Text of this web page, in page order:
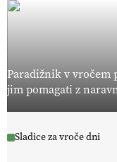
Paradižnik v vročem
jim pomagati z
Sladice za vroče dni